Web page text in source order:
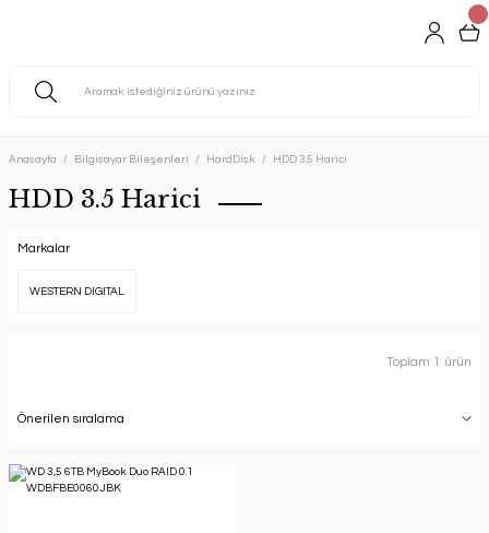
Anasayfa Bilgisayar Bileşenleri HardDisk HDD 3.5 Harici
HDD 3.5 Harici
Markalar
WESTERN DIGITAL
Toplam 1 ürün